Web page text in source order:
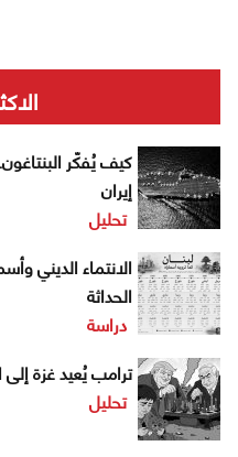
كيف يُفكّر
إيران
تحليل
الانتماء الديني
الحداثة
دراسة
ترامب يُعيد غزة
تحليل